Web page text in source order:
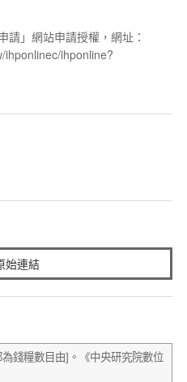
請」網站申請授權，網址：
ihponlinec/ihponline?
始連結